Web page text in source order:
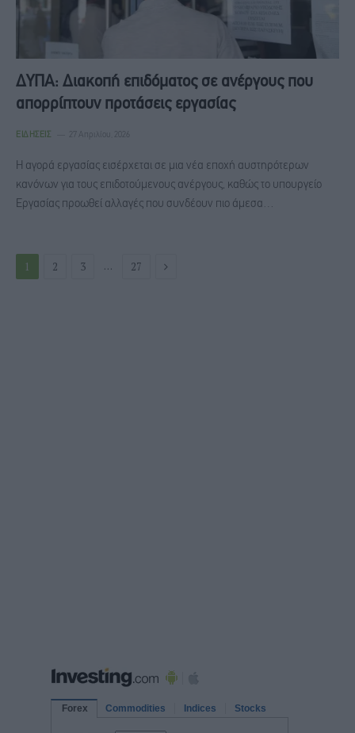
ΔΥΠΑ: Διακοπή επιδόματος σε ανέργους που
απορρίπτουν προτάσεις εργασίας
ΕΙΔΉΣΕΙΣ 27 Απριλίου, 2026
Η αγορά εργασίας εισέρχεται σε μια νέα εποχή αυστηρότερων
κανόνων για τους επιδοτούμενους ανέργους, καθώς το υπουργείο
Εργασίας προωθεί αλλαγές που συνδέουν πιο άμεσα…
1 2 3 … 27 Next